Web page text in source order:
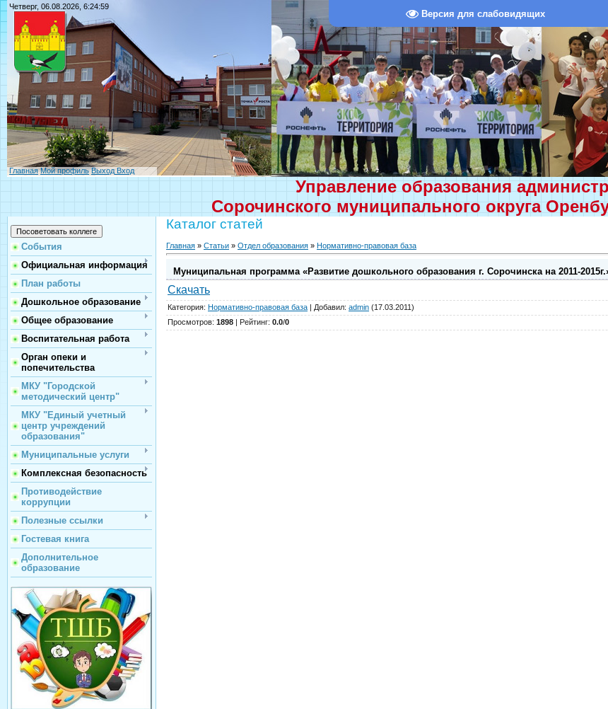
Версия для слабовидящих
Четверг, 06.08.2026, 6:24:59
Главная Мой профиль Выход Вход
Управление образования
Сорочинского муниципального округа
События
Официальная информация
План работы
Дошкольное образование
Общее образование
Воспитательная работа
Орган опеки и
попечительства
МКУ "Городской
методический центр"
МКУ "Единый учетный
центр учреждений
образования"
Муниципальные услуги
Комплексная безопасность
Противодействие
коррупции
Полезные ссылки
Гостевая книга
Дополнительное
образование
Каталог статей
Главная » Статьи » Отдел образования » Нормативно-правовая база
Муниципальная программа «Развитие дошкольного образования г. Сорочинска на 2011-
Скачать
Категория: Нормативно-правовая база | Добавил: admin (17.03.2011)
Просмотров: 1898 | Рейтинг: 0.0/0